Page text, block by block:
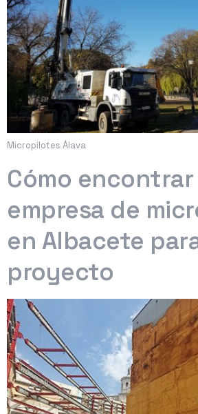
Micropilotes Álava
Cómo
empresa de
en Albacete
proyecto